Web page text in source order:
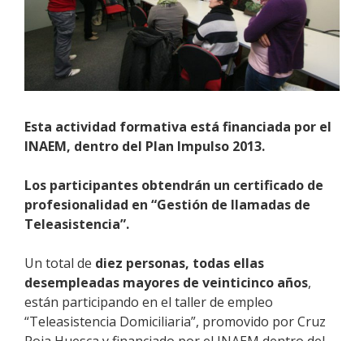
Esta actividad formativa está financiada por el
INAEM, dentro del Plan Impulso 2013.
Los participantes obtendrán un certificado de
profesionalidad en “Gestión de llamadas de
Teleasistencia”.
Un total de diez personas, todas ellas
desempleadas mayores de veinticinco años,
están participando en el taller de empleo
“Teleasistencia Domiciliaria”, promovido por Cruz